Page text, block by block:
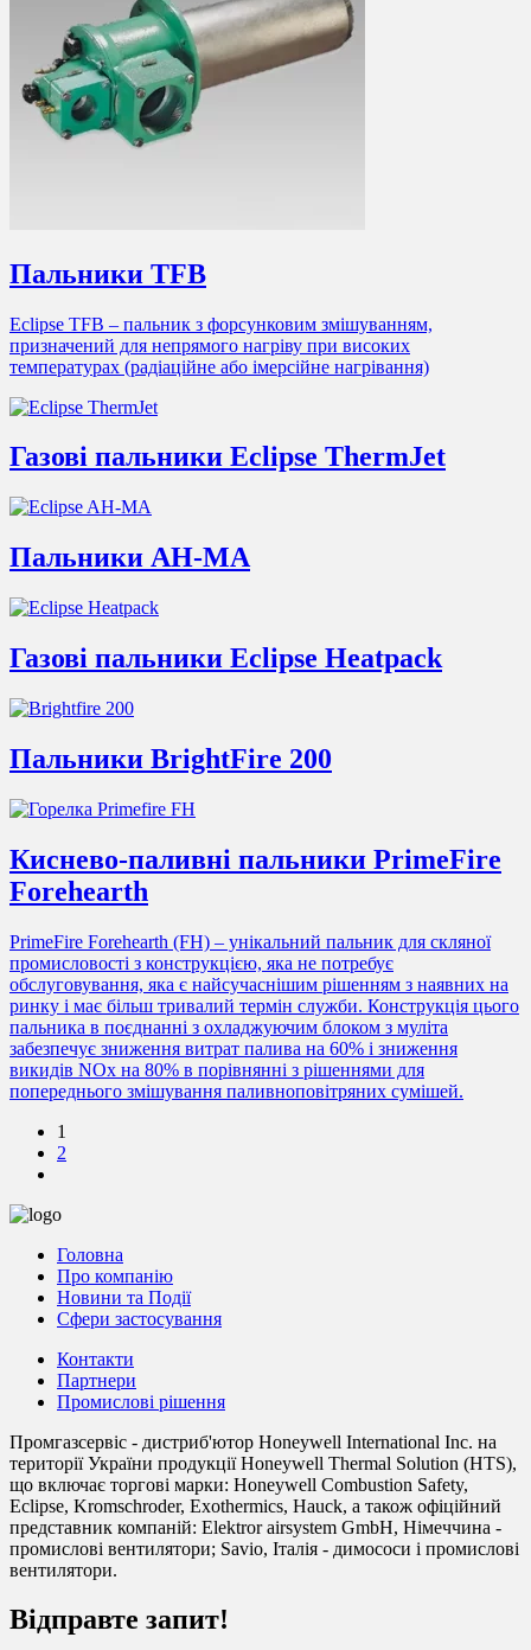
Пальники TFB
Eclipse TFB – пальник з форсунковим змішуванням,
призначений для непрямого нагріву при високих
температурах (радіаційне або імерсійне нагрівання)
Газові пальники Eclipse ThermJet
Пальники AH-MA
Газові пальники Eclipse Heatpack
Пальники BrightFire 200
Киснево-паливні пальники PrimeFire
Forehearth
PrimeFire Forehearth (FH) – унікальний пальник для скляної
промисловості з конструкцією, яка не потребує
обслуговування, яка є найсучаснішим рішенням з наявних на
ринку і має більш тривалий термін служби. Конструкція цього
пальника в поєднанні з охладжуючим блоком з муліта
забезпечує зниження витрат палива на 60% і зниження
викидів NOx на 80% в порівнянні з рішеннями для
попереднього змішування паливноповітряних сумішей.
1
2
Головна
Про компанію
Новини та Події
Сфери застосування
Контакти
Партнери
Промислові рішення
Промгазсервіс - дистриб'ютор Honeywell International Inc. на
території України продукції Honeywell Thermal Solution (HTS),
що включає торгові марки: Honeywell Combustion Safety,
Eclipse, Kromschroder, Exothermics, Hauck, а також офіційний
представник компаній: Elektror airsystem GmbH, Німеччина -
промислові вентилятори; Savio, Італія - димососи і промислові
вентилятори.
Відправте запит!